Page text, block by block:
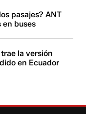
pasajes? ANT
buses
la versión
en Ecuador